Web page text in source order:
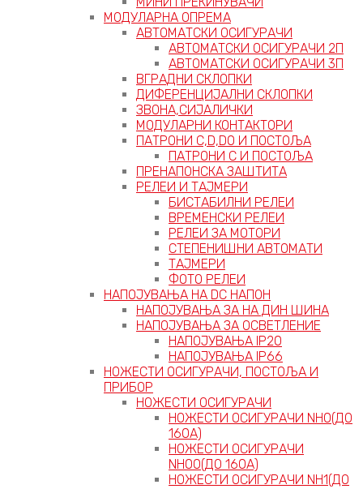
МОДУЛАРНА ОПРЕМА
АВТОМАТСКИ ОСИГУРАЧИ
АВТОМАТСКИ ОСИГУРАЧИ 2П
АВТОМАТСКИ ОСИГУРАЧИ 3П
ВГРАДНИ СКЛОПКИ
ДИФЕРЕНЦИЈАЛНИ СКЛОПКИ
ЗВОНА,СИЈАЛИЧКИ
МОДУЛАРНИ КОНТАКТОРИ
ПАТРОНИ C,D,D0 И ПОСТОЉА
ПАТРОНИ C И ПОСТОЉА
ПРЕНАПОНСКА ЗАШТИТА
РЕЛЕИ И ТАЈМЕРИ
БИСТАБИЛНИ РЕЛЕИ
ВРЕМЕНСКИ РЕЛЕИ
РЕЛЕИ ЗА МОТОРИ
СТЕПЕНИШНИ АВТОМАТИ
ТАЈМЕРИ
ФОТО РЕЛЕИ
НАПОЈУВАЊА НА DC НАПОН
НАПОЈУВАЊА ЗА НА ДИН ШИНА
НАПОЈУВАЊА ЗА ОСВЕТЛЕНИЕ
НАПОЈУВАЊА IP20
НАПОЈУВАЊА IP66
НОЖЕСТИ ОСИГУРАЧИ, ПОСТОЉА И
ПРИБОР
НОЖЕСТИ ОСИГУРАЧИ
НОЖЕСТИ ОСИГУРАЧИ NH0(ДО
160А)
НОЖЕСТИ ОСИГУРАЧИ
NH00(ДО 160А)
НОЖЕСТИ ОСИГУРАЧИ NH1(ДО